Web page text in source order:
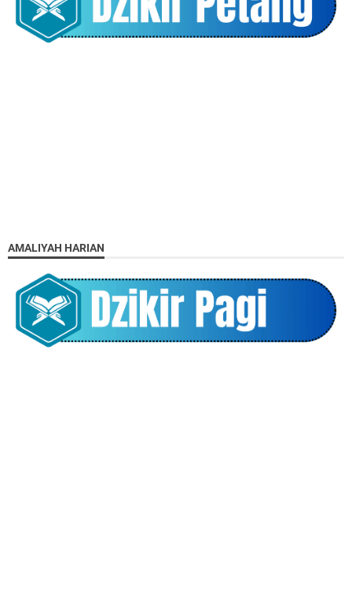
AMALIYAH HARIAN